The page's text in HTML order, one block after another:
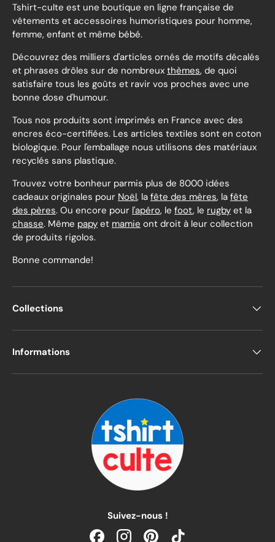
Tshirt-culte est une boutique en ligne française de
vêtements et accessoires humoristiques pour homme,
femme, enfant et même bébé.
Découvrez des milliers d'articles ornés de motifs décalés
et phrases drôles sur de nombreux thèmes, de quoi
satisfaire tous les goûts et ravir vos proches avec une
bonne dose d'humour.
Tous nos produits sont imprimés en France avec des
encres éco-certifiées. Les articles textiles sont en coton
biologique. Pour l'emballage nous utilisons des matériaux
recyclés sans plastique.
Trouvez votre bonheur parmis plus de 8000 idées
cadeaux originales pour Noël, la fête des mères, la fête
des pères. Ou encore pour l'apéro, le foot, le rugby et la
chasse. Même papy et mamie ont droit à leur collection
de produits rigolos.
Bonne commande!
Collections
Informations
Suivez-nous !